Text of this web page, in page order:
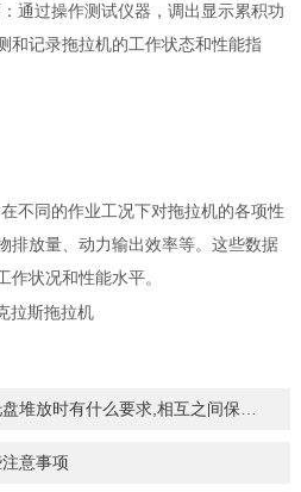
过操作测试仪器，调出显示累积功
和记录拖拉机的工作状态和性能指
同的作业工况下对拖拉机的各项性
排放量、动力输出效率等。这些数据
作状况和性能水平。
时有什么要求,相互之间保持什么距离
意事项